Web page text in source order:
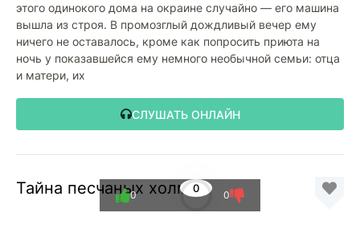
этого одинокого дома на окраине случайно — его машина
вышла из строя. В промозглый дождливый вечер ему
ничего не оставалось, кроме как попросить приюта на
ночь у показавшейся ему немного необычной семьи: отца
и матери, их
СЛУШАТЬ ОНЛАЙН
Тайна песчаных холмов
0
0 0